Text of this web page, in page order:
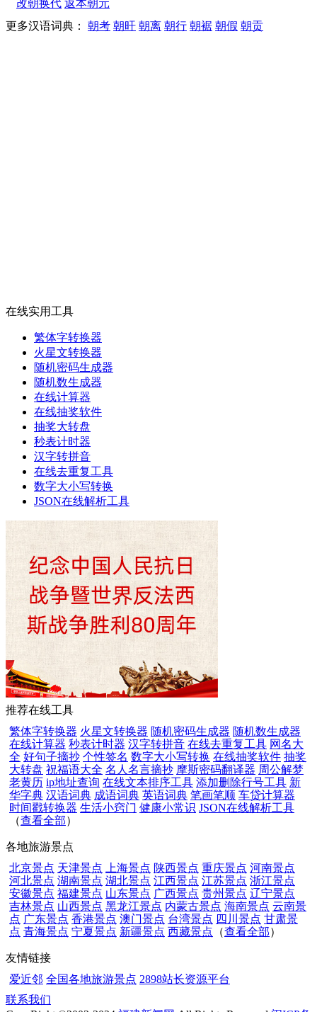
改朝换代 返本朝元
更多汉语词典： 朝考 朝旰 朝离 朝行 朝裾 朝假 朝贡
在线实用工具
繁体字转换器
火星文转换器
随机密码生成器
随机数生成器
在线计算器
在线抽奖软件
抽奖大转盘
秒表计时器
汉字转拼音
在线去重复工具
数字大小写转换
JSON在线解析工具
推荐在线工具
繁体字转换器 火星文转换器 随机密码生成器 随机数生成器
在线计算器 秒表计时器 汉字转拼音 在线去重复工具 网名大
全 好句子摘抄 个性签名 数字大小写转换 在线抽奖软件 抽奖
大转盘 祝福语大全 名人名言摘抄 摩斯密码翻译器 周公解梦
老黄历 ip地址查询 在线文本排序工具 添加删除行号工具 新
华字典 汉语词典 成语词典 英语词典 笔画笔顺 车贷计算器
时间戳转换器 生活小窍门 健康小常识 JSON在线解析工具
（查看全部）
各地旅游景点
北京景点 天津景点 上海景点 陕西景点 重庆景点 河南景点
河北景点 湖南景点 湖北景点 江西景点 江苏景点 浙江景点
安徽景点 福建景点 山东景点 广西景点 贵州景点 辽宁景点
吉林景点 山西景点 黑龙江景点 内蒙古景点 海南景点 云南景
点 广东景点 香港景点 澳门景点 台湾景点 四川景点 甘肃景
点 青海景点 宁夏景点 新疆景点 西藏景点 （查看全部）
友情链接
爱近邻 全国各地旅游景点 2898站长资源平台
联系我们